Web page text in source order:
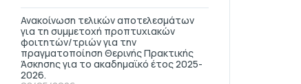
Ανακοίνωση τελικών αποτελεσμάτων
για τη συμμετοχή προπτυχιακών
φοιτητών/τριών για την
πραγματοποίηση Θερινής Πρακτικής
Άσκησης για το ακαδημαϊκό έτος 2025-
2026.